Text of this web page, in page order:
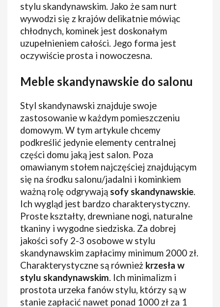
stylu skandynawskim. Jako że sam nurt
wywodzi się z krajów delikatnie mówiąc
chłodnych, kominek jest doskonałym
uzupełnieniem całości. Jego forma jest
oczywiście prosta i nowoczesna.
Meble skandynawskie do salonu
Styl skandynawski znajduje swoje
zastosowanie w każdym pomieszczeniu
domowym. W tym artykule chcemy
podkreślić jedynie elementy centralnej
części domu jaką jest salon. Poza
omawianym stołem najczęściej znajdującym
się na środku salonu/jadalni i kominkiem
ważną rolę odgrywają sofy skandynawskie.
Ich wygląd jest bardzo charakterystyczny.
Proste kształty, drewniane nogi, naturalne
tkaniny i wygodne siedziska. Za dobrej
jakości sofy 2-3 osobowe w stylu
skandynawskim zapłacimy minimum 2000 zł.
Charakterystyczne są również krzesła w
stylu skandynawskim. Ich minimalizm i
prostota urzeka fanów stylu, którzy są w
stanie zapłacić nawet ponad 1000 zł za 1